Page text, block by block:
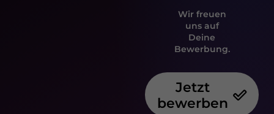
Wir freuen
uns auf
Deine
Bewerbung.
Jetzt
bewerben